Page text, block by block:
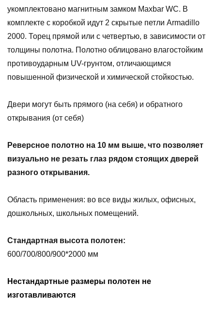
укомплектовано магнитным замком Maxbar WC. В
комплекте с коробкой идут 2 скрытые петли Armadillo
2000. Торец прямой или с четвертью, в зависимости от
толщины полотна. Полотно облицовано влагостойким
противоударным UV-грунтом, отличающимся
повышенной физической и химической стойкостью.
Двери могут быть прямого (на себя) и обратного
открывания (от себя)
Реверсное полотно на 10 мм выше, что позволяет
визуально не резать глаз рядом стоящих дверей
разного открывания.
Область применения: во все виды жилых, офисных,
дошкольных, школьных помещений.
Стандартная высота полотен:
600/700/800/900*2000 мм
Нестандартные размеры полотен не
изготавливаются